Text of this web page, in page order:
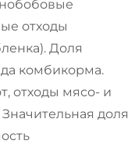
отходы
Доля
комбикорма.
отходы мясо- и
доля